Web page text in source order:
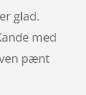
glad.
med
pænt